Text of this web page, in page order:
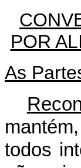
POR
As
todos